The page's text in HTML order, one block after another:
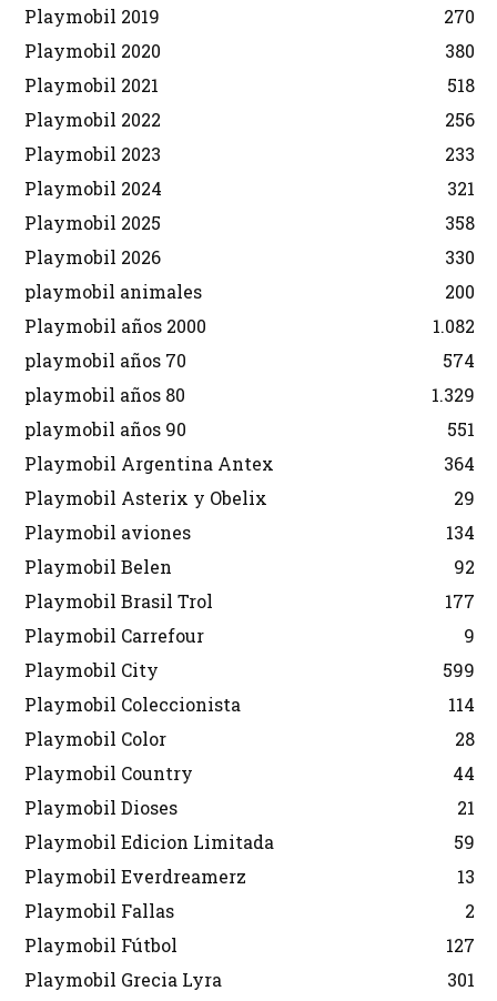
Playmobil 2019
270
Playmobil 2020
380
Playmobil 2021
518
Playmobil 2022
256
Playmobil 2023
233
Playmobil 2024
321
Playmobil 2025
358
Playmobil 2026
330
playmobil animales
200
Playmobil años 2000
1.082
playmobil años 70
574
playmobil años 80
1.329
playmobil años 90
551
Playmobil Argentina Antex
364
Playmobil Asterix y Obelix
29
Playmobil aviones
134
Playmobil Belen
92
Playmobil Brasil Trol
177
Playmobil Carrefour
9
Playmobil City
599
Playmobil Coleccionista
114
Playmobil Color
28
Playmobil Country
44
Playmobil Dioses
21
Playmobil Edicion Limitada
59
Playmobil Everdreamerz
13
Playmobil Fallas
2
Playmobil Fútbol
127
Playmobil Grecia Lyra
301